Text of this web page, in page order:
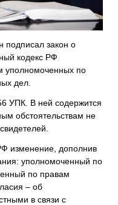
подписал закон о
кодекс РФ
уполномоченных по
дел.
УПК. В ней содержится
обстоятельствам не
изменение, дополнив
уполномоченный по
по правам
– об
в связи с